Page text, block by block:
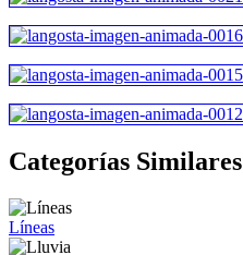
Categorías Similares
Líneas